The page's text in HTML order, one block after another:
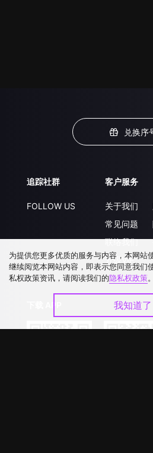
兑换序
追踪社群
FOLLOW US
客户服务
关于我们
常见问题
联络我们
升级VIP
为提供您更多优质的服务与内容，本网
继续阅览本网站内容，即表示您同意我们
私权政策资讯，请阅读我们的隐私权政策。
我知道了